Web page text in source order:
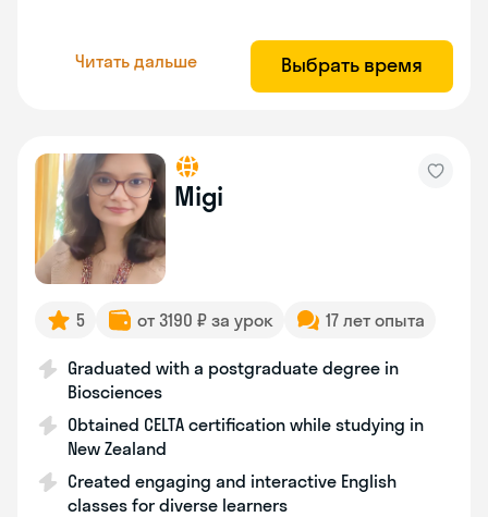
Читать дальше Выбрать время
Migi
5 от 3190 ₽ за урок 17 лет опыта
Graduated with a postgraduate degree in
Biosciences
Obtained CELTA certification while studying in
New Zealand
Created engaging and interactive English
classes for diverse learners